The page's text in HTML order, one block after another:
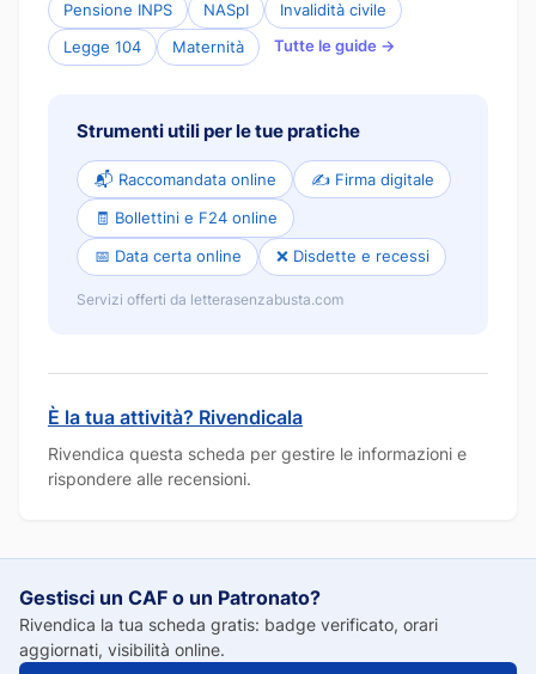
Pensione INPS NASpI
Invalidità civile
Legge 104
Maternità Tutte le guide →
Strumenti utili per le tue pratiche
📬 Raccomandata online ✍️ Firma digitale
🧾 Bollettini e F24 online
📅 Data certa online ❌ Disdette e recessi
Servizi offerti da letterasenzabusta.com
È la tua attività? Rivendicala
Rivendica questa scheda per gestire le informazioni e
rispondere alle recensioni.
Gestisci un CAF o un Patronato?
Rivendica la tua scheda gratis: badge verificato, orari
aggiornati, visibilità online.